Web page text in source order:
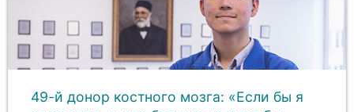
49-й донор костного мозга: «Если бы я